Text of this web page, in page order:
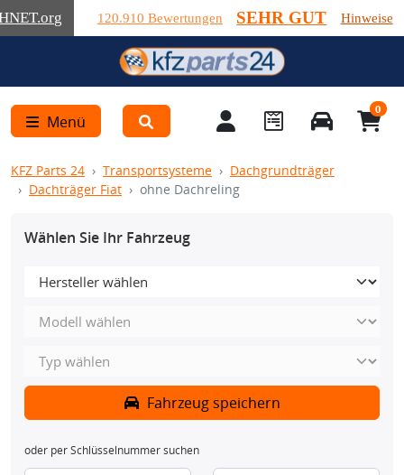
.org 120.910 Bewertungen SEHR GUT Hinweise
Menü
0
KFZ Parts 24 Transportsysteme
Dachgrundträger
Dachträger Fiat
ohne Dachreling
Wählen Sie Ihr Fahrzeug
Fahrzeug speichern
oder per Schlüsselnummer suchen